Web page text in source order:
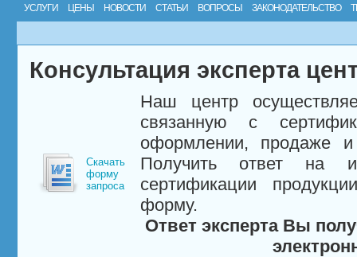
УСЛУГИ ЦЕНЫ НОВОСТИ СТАТЬИ ВОПРОСЫ ЗАКОНОДАТЕЛЬСТВО
Консультация эксперта
Скачать
форму
запроса
Наш центр
связанную с
оформлении, продаже и
Получить ответ на
сертификации
форму.
Ответ эксперта Вы